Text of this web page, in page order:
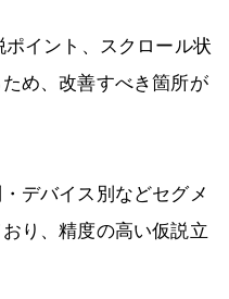
イント、スクロール状
め、改善すべき箇所が
デバイス別などセグメ
り、精度の高い仮説立